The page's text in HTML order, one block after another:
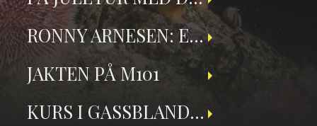
RONNY ARNESEN: ET TILBAKEBLIKK PÅ TEKNISK DYKKING
JAKTEN PÅ M101
KURS I GASSBLANDING OG NITROXDYKKING